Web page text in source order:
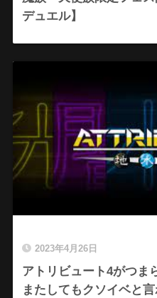
デュエル】
2023年4月26日
アトリビュート4がつま
またしてもクソイベと